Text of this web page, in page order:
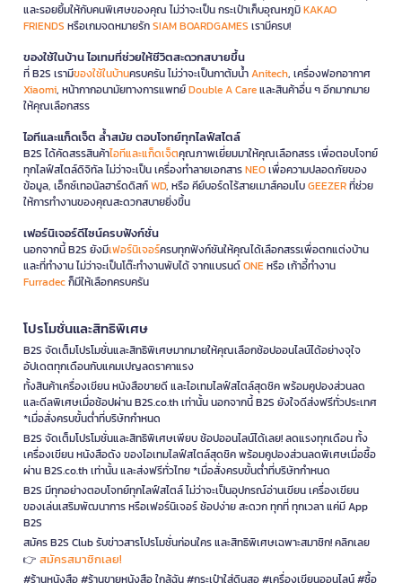
และรอยยิ้มให้กับคนพิเศษของคุณ ไม่ว่าจะเป็น กระเป๋าเก็บอุณหภูมิKAKAO
FRIENDS หรือเกมจดหมายรักSIAM BOARDGAMES เรามีครบ!
ของใช้ในบ้าน ไอเทมที่ช่วยให้ชีวิตสะดวกสบายขึ้น
ที่ B2S เรามีของใช้ในบ้านครบครัน ไม่ว่าจะเป็นกาต้มน้ำAnitech, เครื่องฟอกอากาศ
Xiaomi, หน้ากากอนามัยทางการแพทย์Double A Careและสินค้าอื่น ๆ อีกมากมาย
ให้คุณเลือกสรร
ไอทีและแก็ดเจ็ต ล้ำสมัย ตอบโจทย์ทุกไลฟ์สไตล์
B2S ได้คัดสรรสินค้าไอทีและแก็ดเจ็ตคุณภาพเยี่ยมมาให้คุณเลือกสรร เพื่อตอบโจทย์
ทุกไลฟ์สไตล์ดิจิทัล ไม่ว่าจะเป็น เครื่องทำลายเอกสารNEOเพื่อความปลอดภัยของ
ข้อมูล, เอ็กซ์เทอนัลฮาร์ดดิสก์WD, หรือ คีย์บอร์ดไร้สายเมาส์คอมโบGEEZERที่ช่วย
ให้การทำงานของคุณสะดวกสบายยิ่งขึ้น
เฟอร์นิเจอร์ดีไซน์ครบฟังก์ชั่น
นอกจากนี้ B2S ยังมีเฟอร์นิเจอร์ครบทุกฟังก์ชันให้คุณได้เลือกสรรเพื่อตกแต่งบ้าน
และที่ทำงาน ไม่ว่าจะเป็นโต๊ะทำงานพับได้ จากแบรนด์ONEหรือ เก้าอี้ทำงาน
Furradecก็มีให้เลือกครบครัน
โปรโมชั่นและสิทธิพิเศษ
B2S จัดเต็มโปรโมชั่นและสิทธิพิเศษมากมายให้คุณเลือกช้อปออนไลน์ได้อย่างจุใจ
อัปเดตทุกเดือนกับแคมเปญลดราคาแรง
ทั้งสินค้าเครื่องเขียน หนังสือขายดี และไอเทมไลฟ์สไตล์สุดชิค พร้อมคูปองส่วนลด
และดีลพิเศษเมื่อช้อปผ่าน B2S.co.th เท่านั้น นอกจากนี้ B2S ยังใจดีส่งฟรีทั่วประเทศ
*เมื่อสั่งครบขั้นต่ำที่บริษัทกำหนด
B2S จัดเต็มโปรโมชั่นและสิทธิพิเศษเพียบ ช้อปออนไลน์ได้เลย! ลดแรงทุกเดือน ทั้ง
เครื่องเขียน หนังสือดัง ของไอเทมไลฟ์สไตล์สุดชิค พร้อมคูปองส่วนลดพิเศษเมื่อซื้อ
ผ่าน B2S.co.th เท่านั้น และส่งฟรีทั่วไทย *เมื่อสั่งครบขั้นต่ำที่บริษัทกำหนด
B2S มีทุกอย่างตอบโจทย์ทุกไลฟ์สไตล์ ไม่ว่าจะเป็นอุปกรณ์อ่านเขียน เครื่องเขียน
ของเล่นเสริมพัฒนาการ หรือเฟอร์นิเจอร์ ช้อปง่าย สะดวก ทุกที่ ทุกเวลา แค่มี App
B2S
สมัคร B2S Club รับข่าวสารโปรโมชั่นก่อนใคร และสิทธิพิเศษเฉพาะสมาชิก! คลิกเลย
👉 สมัครสมาชิกเลย!
#ร้านหนังสือ #ร้านขายหนังสือ ใกล้ฉัน #กระเป๋าใส่ดินสอ #เครื่องเขียนออนไลน์ #ซื้อ